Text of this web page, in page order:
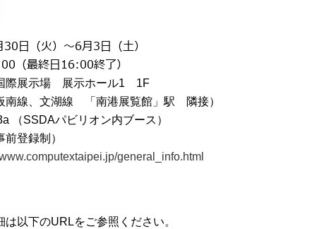
日（火）～6月3日（土）
（最終日16:00終了）
際展示場 展示ホール1
1F
南線、文湖線 「南港展覧館」駅 隣接）
（SSDAパビリオン内ブース）
登録制）
general_info.html
は以下のURLをご参照ください。